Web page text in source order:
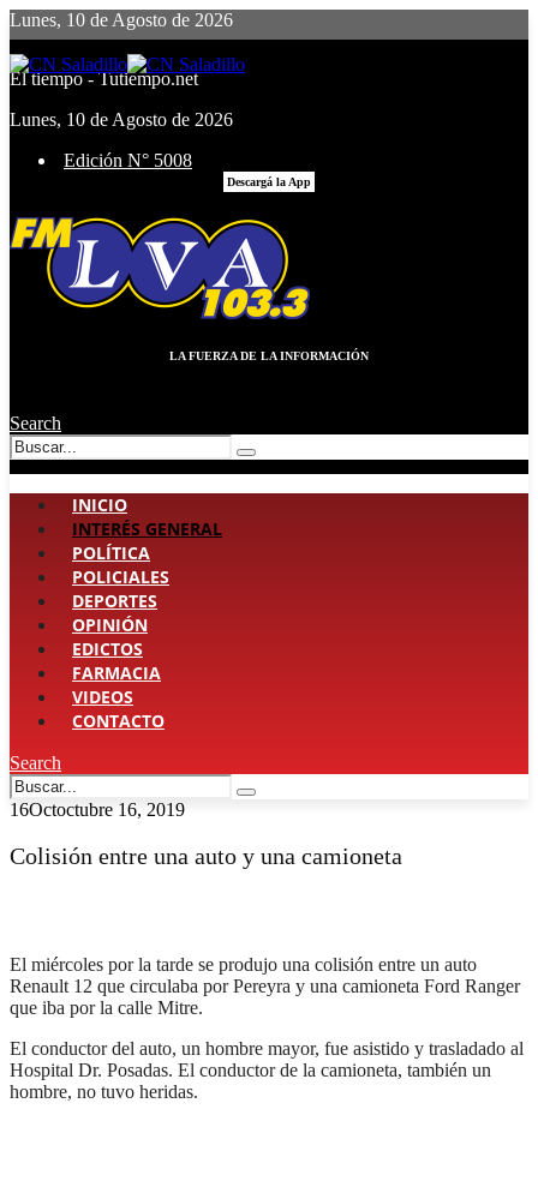
Lunes, 10 de Agosto de 2026
El tiempo - Tutiempo.net
Lunes, 10 de Agosto de 2026
Edición N° 5008
Descargá la App
LA FUERZA DE LA INFORMACIÓN
Search
INICIO
INTERÉS GENERAL
POLÍTICA
POLICIALES
DEPORTES
OPINIÓN
EDICTOS
FARMACIA
VIDEOS
CONTACTO
Search
16Octoctubre 16, 2019
Colisión entre una auto y una camioneta
El miércoles por la tarde se produjo una colisión entre un auto
Renault 12 que circulaba por Pereyra y una camioneta Ford Ranger
que iba por la calle Mitre.
El conductor del auto, un hombre mayor, fue asistido y trasladado al
Hospital Dr. Posadas. El conductor de la camioneta, también un
hombre, no tuvo heridas.